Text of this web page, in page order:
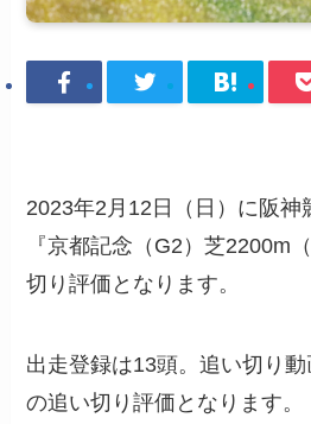
2023年2月12日（日）に阪神
『京都記念（G2）芝2200m
切り評価となります。
出走登録は13頭。追い切り
の追い切り評価となります。